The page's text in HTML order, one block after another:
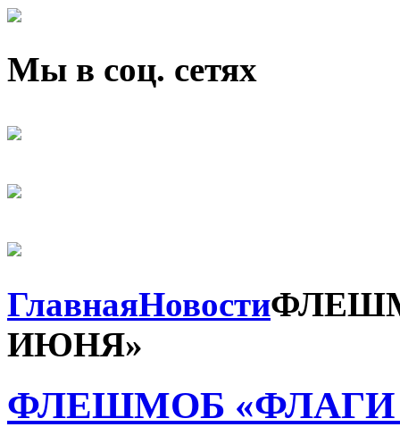
Мы в соц. сетях
ГлавнаяНовости
ИЮНЯ»
ФЛЕШМОБ «ФЛАГИ